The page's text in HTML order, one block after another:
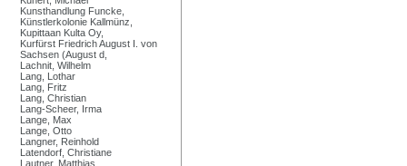
Kunsthandlung Funcke,
Künstlerkolonie Kallmünz,
Kupittaan Kulta Oy,
Kurfürst Friedrich August I. von
Sachsen (August d,
Lachnit, Wilhelm
Lang, Lothar
Lang, Fritz
Lang, Christian
Lang-Scheer, Irma
Lange, Max
Lange, Otto
Langner, Reinhold
Latendorf, Christiane
Lautner, Matthias